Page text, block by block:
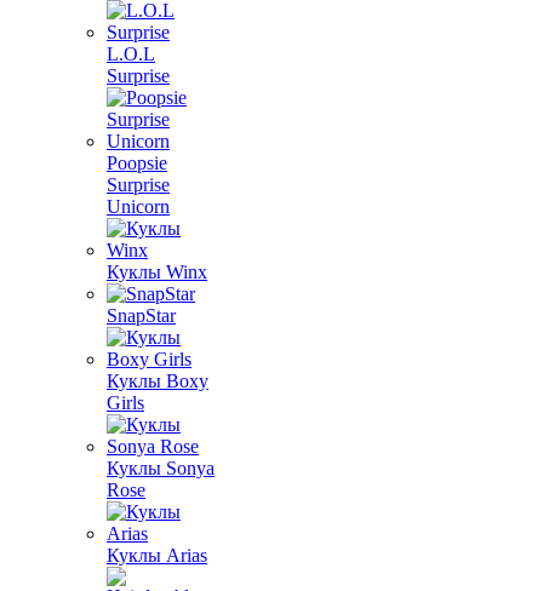
L.O.L
Surprise
Poopsie
Surprise
Unicorn
Куклы Winx
SnapStar
Куклы Boxy
Girls
Куклы Sonya
Rose
Куклы Arias